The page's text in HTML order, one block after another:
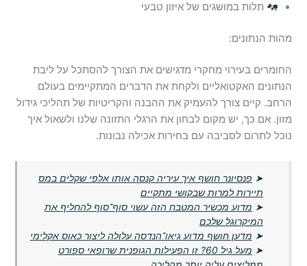
תלות במושגים של איזון טבעי
מהות הנתונים:
החומרים בעירוי מחקרי מדגישים את הצורך להסתכל על ליבת
הנתונים האקטואליים ולקחת את הדברים המתקיימים בעולם
הרחב. קיים צורך להעמיק את ההבנה והקריטיות של תהליכי גידול
מזון. אם כך, יש מקום לבחון את הרגלי התזונה שלנו ולשאול איך
נוכל לתרום לסביבה עם בחירות אכילה נבונות.
➤ פנסיונר חושף איך עיריה קנסה אותו אלפי שקלים במס
תיירות למרות שבקושי מתקיים
➤ מדוע מכשיר המטבח הזה עשוי סוף־סוף להחליף את
המיקרוגל שלכם
➤ מדען חושף מדוע גיאו־הנדסה עלולה ליצור כאוס אקלימי
➤
מעל גיל 60? זו הפעילות הגופנית שרופאי ספורט